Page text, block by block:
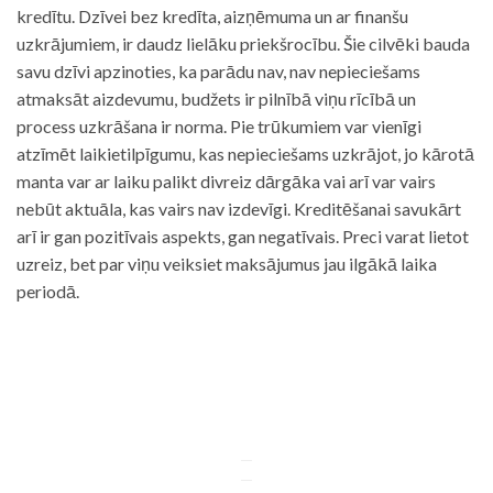
kredītu. Dzīvei bez kredīta, aizņēmuma un ar finanšu
uzkrājumiem, ir daudz lielāku priekšrocību. Šie cilvēki bauda
savu dzīvi apzinoties, ka parādu nav, nav nepieciešams
atmaksāt aizdevumu, budžets ir pilnībā viņu rīcībā un
process uzkrāšana ir norma. Pie trūkumiem var vienīgi
atzīmēt laikietilpīgumu, kas nepieciešams uzkrājot, jo kārotā
manta var ar laiku palikt divreiz dārgāka vai arī var vairs
nebūt aktuāla, kas vairs nav izdevīgi. Kreditēšanai savukārt
arī ir gan pozitīvais aspekts, gan negatīvais. Preci varat lietot
uzreiz, bet par viņu veiksiet maksājumus jau ilgākā laika
periodā.